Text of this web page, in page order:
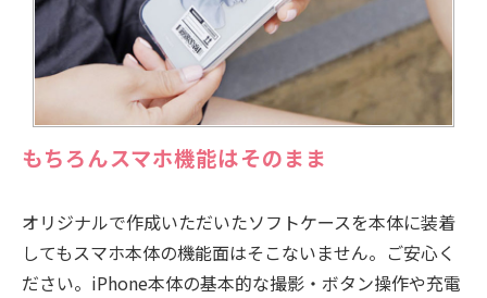
もちろんスマホ機能はそのまま
オリジナルで作成いただいたソフトケースを本体に装着
してもスマホ本体の機能面はそこないません。ご安心く
ださい。iPhone本体の基本的な撮影・ボタン操作や充電